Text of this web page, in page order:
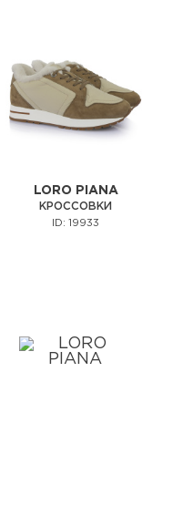
LORO PIANA
КРОССОВКИ
ID: 19933